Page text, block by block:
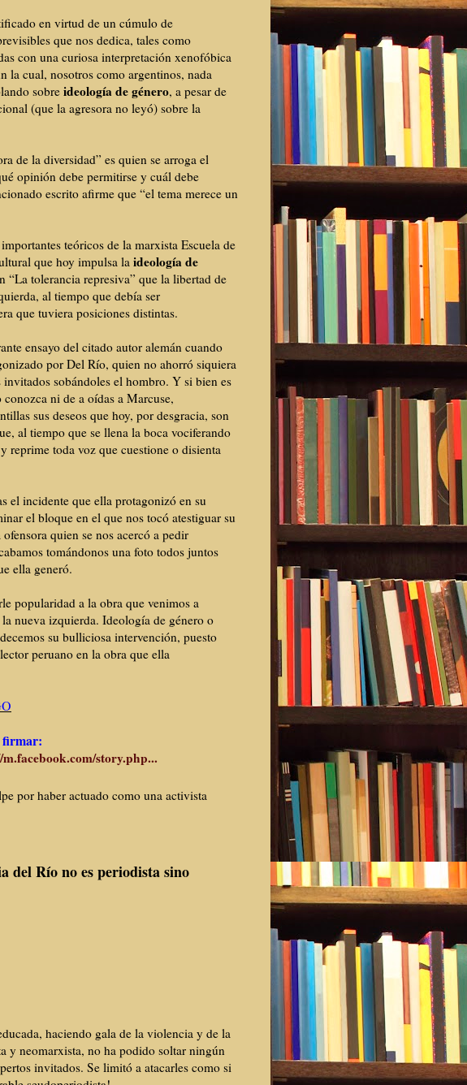
en virtud de un cúmulo de
que nos dedica, tales como
con una curiosa interpretación xenofóbica
la cual, nosotros como argentinos, nada
sobreideología de género, a pesar de
(que la agresora no leyó) sobre la
de la diversidad” es quien se arroga el
opinión debe permitirse y cuál debe
escrito afirme que “el tema merece un
teóricos de la marxista Escuela de
que hoy impulsa la ideología de
“La tolerancia represiva” que la libertad de
al tiempo que debía ser
que tuviera posiciones distintas.
ensayo del citado autor alemán cuando
por Del Río, quien no ahorró siquiera
sobándoles el hombro. Y si bien es
ni de a oídas a Marcuse,
sus deseos que hoy, por desgracia, son
al tiempo que se llena la boca vociferando
reprime toda voz que cuestione o disienta
el incidente que ella protagonizó en su
el bloque en el que nos tocó atestiguar su
quien se nos acercó a pedir
tomándonos una foto todos juntos
ella generó.
popularidad a la obra que venimos a
nueva izquierda. Ideología de género o
su bulliciosa intervención, puesto
peruano en la obra que ella
firmar:
story.php...
por haber actuado como una activista
del Río no es periodista sino
haciendo gala de la violencia y de la
y neomarxista, no ha podido soltar ningún
invitados. Se limitó a atacarles como si